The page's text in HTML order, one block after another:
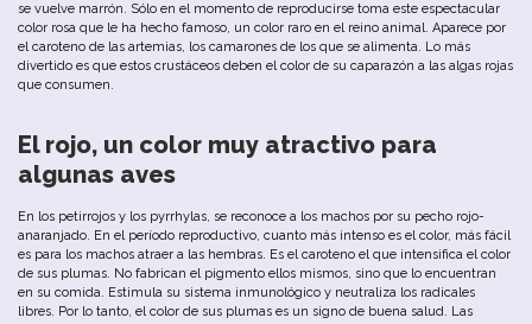
se vuelve marrón. Sólo en el momento de reproducirse toma este espectacular
color rosa que le ha hecho famoso, un color raro en el reino animal. Aparece por
el caroteno de las artemias, los camarones de los que se alimenta. Lo más
divertido es que estos crustáceos deben el color de su caparazón a las algas rojas
que consumen.
El rojo, un color muy atractivo para
algunas aves
En los petirrojos y los pyrrhylas, se reconoce a los machos por su pecho rojo-
anaranjado. En el período reproductivo, cuanto más intenso es el color, más fácil
es para los machos atraer a las hembras. Es el caroteno el que intensifica el color
de sus plumas. No fabrican el pigmento ellos mismos, sino que lo encuentran
en su comida. Estimula su sistema inmunológico y neutraliza los radicales
libres. Por lo tanto, el color de sus plumas es un signo de buena salud. Las